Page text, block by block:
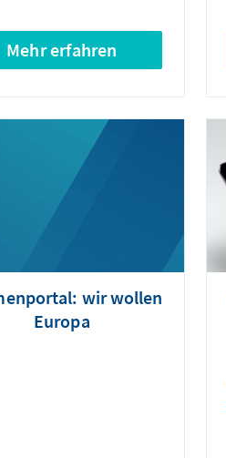
Mehr erfahren
wir wollen
Europa